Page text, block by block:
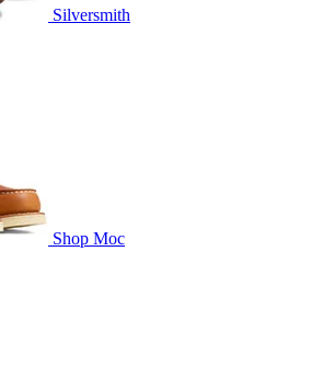
Silversmith
Shop Moc